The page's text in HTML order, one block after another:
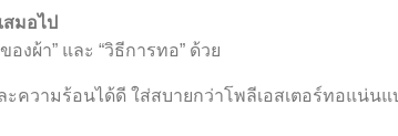
สมอไป
งผ้า” และ “วิธีการทอ” ด้วย
ความร้อนได้ดี ใส่สบายกว่าโพลีเอสเตอร์ทอแน่นแ